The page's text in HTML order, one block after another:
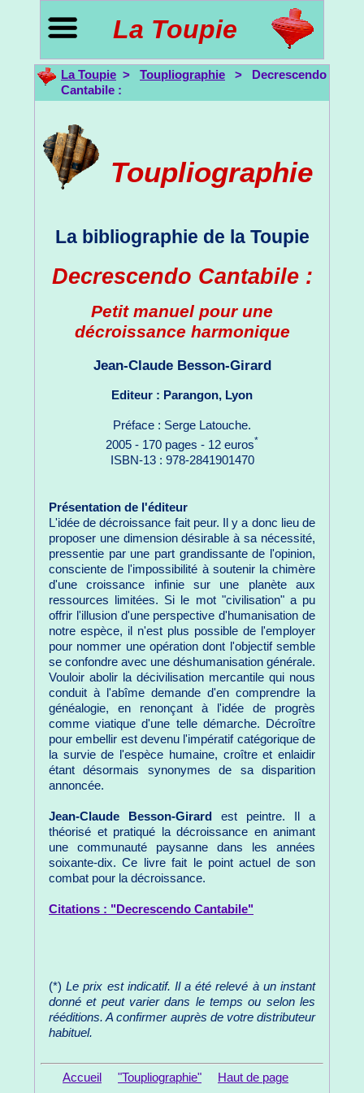
La Toupie
La Toupie > Toupliographie > Decrescendo
Cantabile :
Toupliographie
La bibliographie de la Toupie
Decrescendo Cantabile :
Petit manuel pour une
décroissance harmonique
Jean-Claude Besson-Girard
Editeur : Parangon, Lyon
Préface : Serge Latouche.
2005 - 170 pages - 12 euros*
ISBN-13 : 978-2841901470
Présentation de l'éditeur
L'idée de décroissance fait peur. Il y a donc lieu de
proposer une dimension désirable à sa nécessité,
pressentie par une part grandissante de l'opinion,
consciente de l'impossibilité à soutenir la chimère
d'une croissance infinie sur une planète aux
ressources limitées. Si le mot "civilisation" a pu
offrir l'illusion d'une perspective d'humanisation de
notre espèce, il n'est plus possible de l'employer
pour nommer une opération dont l'objectif semble
se confondre avec une déshumanisation générale.
Vouloir abolir la décivilisation mercantile qui nous
conduit à l'abîme demande d'en comprendre la
généalogie, en renonçant à l'idée de progrès
comme viatique d'une telle démarche. Décroître
pour embellir est devenu l'impératif catégorique de
la survie de l'espèce humaine, croître et enlaidir
étant désormais synonymes de sa disparition
annoncée.
Jean-Claude Besson-Girard
est peintre. Il a
théorisé et pratiqué la décroissance en animant
une communauté paysanne dans les années
soixante-dix. Ce livre fait le point actuel de son
combat pour la décroissance.
Citations : "Decrescendo Cantabile"
(*)Le prix est indicatif. Il a été relevé à un instant
donné et peut varier dans le temps ou selon les
rééditions. A confirmer auprès de votre distributeur
habituel.
Accueil "Toupliographie" Haut de page